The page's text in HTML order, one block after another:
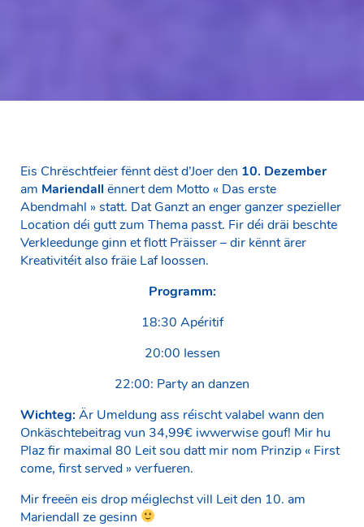
Eis Chrëschtfeier fënnt dëst d’Joer den 10. Dezember
am Mariendall ënnert dem Motto « Das erste
Abendmahl » statt. Dat Ganzt an enger ganzer spezieller
Location déi gutt zum Thema passt. Fir déi dräi beschte
Verkleedunge ginn et flott Präisser – dir kënnt ärer
Kreativitéit also fräie Laf loossen.
Programm:
18:30 Apéritif
20:00 Iessen
22:00: Party an danzen
Wichteg: Är Umeldung ass réischt valabel wann den
Onkäschtebeitrag vun 34,99€ iwwerwise gouf! Mir hu
Plaz fir maximal 80 Leit sou datt mir nom Prinzip « First
come, first served » verfueren.
Mir freeën eis drop méiglechst vill Leit den 10. am
Mariendall ze gesinn